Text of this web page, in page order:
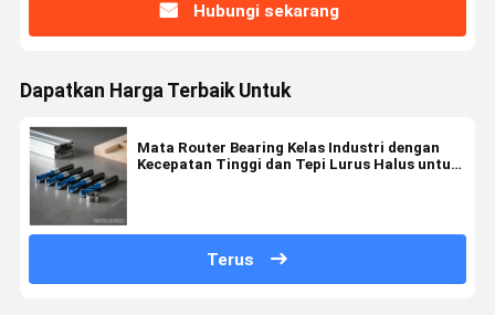
Hubungi sekarang
Dapatkan Harga Terbaik Untuk
Mata Router Bearing Kelas Industri dengan
Kecepatan Tinggi dan Tepi Lurus Halus untuk
Terus